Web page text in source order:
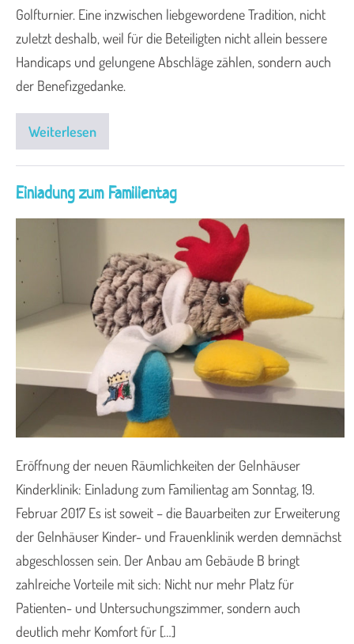
Golfturnier. Eine inzwischen liebgewordene Tradition, nicht
zuletzt deshalb, weil für die Beteiligten nicht allein bessere
Handicaps und gelungene Abschläge zählen, sondern auch
der Benefizgedanke.
Weiterlesen
Einladung zum Familientag
Eröffnung der neuen Räumlichkeiten der Gelnhäuser
Kinderklinik: Einladung zum Familientag am Sonntag, 19.
Februar 2017 Es ist soweit – die Bauarbeiten zur Erweiterung
der Gelnhäuser Kinder- und Frauenklinik werden demnächst
abgeschlossen sein. Der Anbau am Gebäude B bringt
zahlreiche Vorteile mit sich: Nicht nur mehr Platz für
Patienten- und Untersuchungszimmer, sondern auch
deutlich mehr Komfort für […]